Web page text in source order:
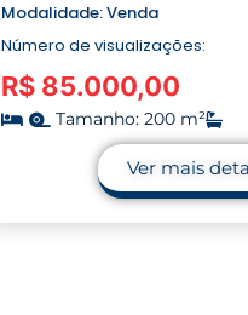
Modalidade:Venda
Número de visualizações:
R$ 85.000,00
Tamanho: 200 m²
Ver mais